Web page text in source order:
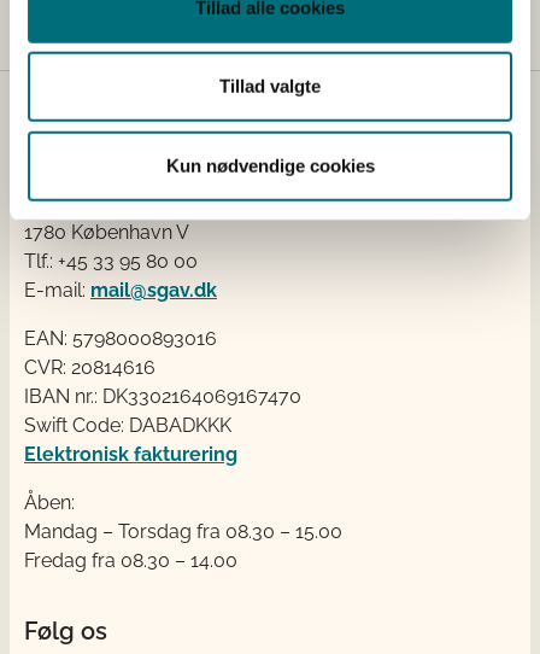
Tillad alle cookies
Tillad valgte
Kun nødvendige cookies
Kontakt
Styrelsen for Grøn Arealomlægning og Vandmiljø
Nyropsgade 30
1780 København V
Tlf.: +45 33 95 80 00
E-mail: mail@sgav.dk
EAN: 5798000893016
CVR: 20814616
IBAN nr.: DK3302164069167470
Swift Code: DABADKKK
Elektronisk fakturering
Åben:
Mandag – Torsdag fra 08.30 – 15.00
Fredag fra 08.30 – 14.00
Følg os